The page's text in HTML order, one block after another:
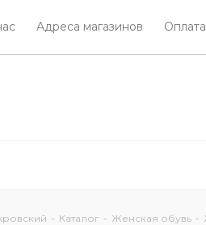
Адреса магазинов Оплата
- Каталог - Женская обувь -